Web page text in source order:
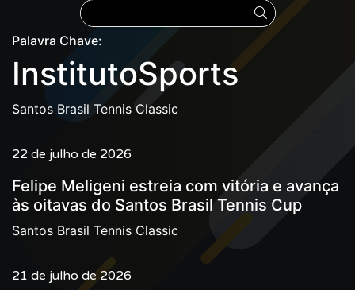
Pesquisar
Palavra Chave:
InstitutoSports
Santos Brasil Tennis Classic
22 de julho de 2026
Felipe Meligeni estreia com vitória e avança
às oitavas do Santos Brasil Tennis Cup
Santos Brasil Tennis Classic
21 de julho de 2026